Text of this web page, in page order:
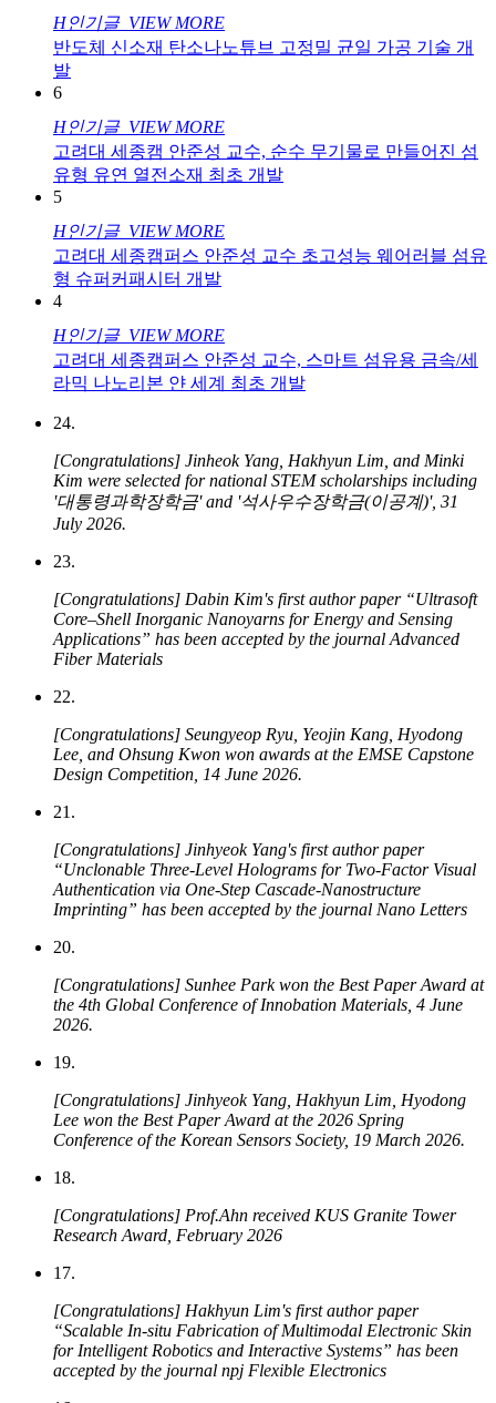
H인기글 VIEW MORE
반도체 신소재 탄소나노튜브 고정밀 균일 가공 기술 개
발
6
H인기글 VIEW MORE
고려대 세종캠 안준성 교수, 순수 무기물로 만들어진 섬
유형 유연 열전소재 최초 개발
5
H인기글 VIEW MORE
고려대 세종캠퍼스 안준성 교수 초고성능 웨어러블 섬유
형 슈퍼커패시터 개발
4
H인기글 VIEW MORE
고려대 세종캠퍼스 안준성 교수, 스마트 섬유용 금속/세
라믹 나노리본 얀 세계 최초 개발
24.
[Congratulations] Jinheok Yang, Hakhyun Lim, and Minki
Kim were selected for national STEM scholarships including
'대통령과학장학금' and '석사우수장학금(이공계)', 31
July 2026.
23.
[Congratulations] Dabin Kim's first author paper “Ultrasoft
Core–Shell Inorganic Nanoyarns for Energy and Sensing
Applications” has been accepted by the journal Advanced
Fiber Materials
22.
[Congratulations] Seungyeop Ryu, Yeojin Kang, Hyodong
Lee, and Ohsung Kwon won awards at the EMSE Capstone
Design Competition, 14 June 2026.
21.
[Congratulations] Jinhyeok Yang's first author paper
“Unclonable Three-Level Holograms for Two-Factor Visual
Authentication via One-Step Cascade-Nanostructure
Imprinting” has been accepted by the journal Nano Letters
20.
[Congratulations] Sunhee Park won the Best Paper Award at
the 4th Global Conference of Innobation Materials, 4 June
2026.
19.
[Congratulations] Jinhyeok Yang, Hakhyun Lim, Hyodong
Lee won the Best Paper Award at the 2026 Spring
Conference of the Korean Sensors Society, 19 March 2026.
18.
[Congratulations] Prof.Ahn received KUS Granite Tower
Research Award, February 2026
17.
[Congratulations] Hakhyun Lim's first author paper
“Scalable In-situ Fabrication of Multimodal Electronic Skin
for Intelligent Robotics and Interactive Systems” has been
accepted by the journal npj Flexible Electronics